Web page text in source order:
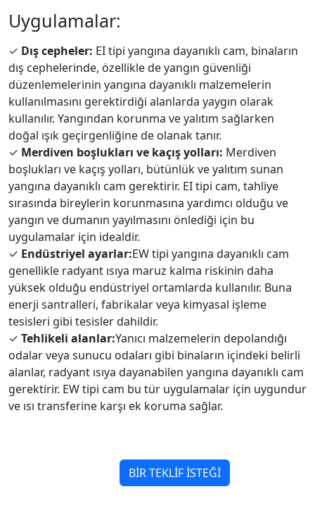
Uygulamalar:
✓ Dış cepheler: EI tipi yangına dayanıklı cam, binaların
dış cephelerinde, özellikle de yangın güvenliği
düzenlemelerinin yangına dayanıklı malzemelerin
kullanılmasını gerektirdiği alanlarda yaygın olarak
kullanılır. Yangından korunma ve yalıtım sağlarken
doğal ışık geçirgenliğine de olanak tanır.
✓ Merdiven boşlukları ve kaçış yolları: Merdiven
boşlukları ve kaçış yolları, bütünlük ve yalıtım sunan
yangına dayanıklı cam gerektirir. EI tipi cam, tahliye
sırasında bireylerin korunmasına yardımcı olduğu ve
yangın ve dumanın yayılmasını önlediği için bu
uygulamalar için idealdir.
✓ Endüstriyel ayarlar:EW tipi yangına dayanıklı cam
genellikle radyant ısıya maruz kalma riskinin daha
yüksek olduğu endüstriyel ortamlarda kullanılır. Buna
enerji santralleri, fabrikalar veya kimyasal işleme
tesisleri gibi tesisler dahildir.
✓ Tehlikeli alanlar:Yanıcı malzemelerin depolandığı
odalar veya sunucu odaları gibi binaların içindeki belirli
alanlar, radyant ısıya dayanabilen yangına dayanıklı cam
gerektirir. EW tipi cam bu tür uygulamalar için uygundur
ve ısı transferine karşı ek koruma sağlar.
BİR TEKLİF İSTEĞİ